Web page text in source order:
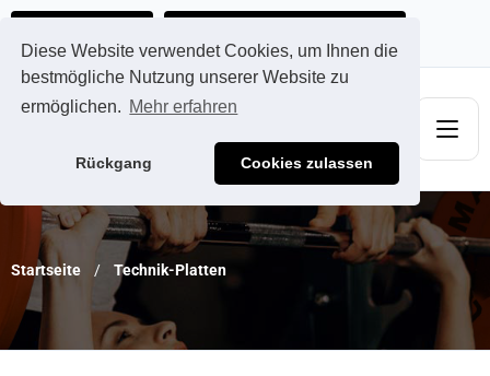
Diese Website verwendet Cookies, um Ihnen die
bestmögliche Nutzung unserer Website zu
ermöglichen. Mehr erfahren
Rückgang Cookies zulassen
Startseite Technik-Platten